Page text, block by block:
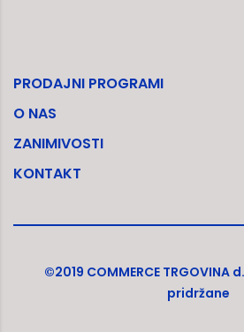
PRODAJNI PROGRAMI
O NAS
ZANIMIVOSTI
KONTAKT
©2019 COMMERCE TRGOVINA
pridržane